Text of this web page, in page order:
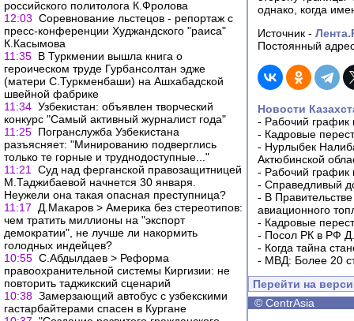
российского политолога К.Фролова
12:03 Соревнование льстецов - репортаж с
пресс-конференции Худжандского "раиса"
К.Касымова
11:35 В Туркмении вышла книга о
героическом труде Гурбансолтан эдже
(матери С.Туркменбаши) на Ашхабадской
швейной фабрике
11:34 Узбекистан: объявлен творческий
конкурс "Самый активный журналист года"
11:25 Погранслужба Узбекистана
разъясняет: "Минированию подверглись
только те горные и труднодоступные..."
11:21
Суд над ферганской правозащитницей
М.Таджибаевой начнется 30 января.
Неужели она такая опасная преступница?
11:17
Д.Макаров > Америка без стереотипов:
чем тратить миллионы на "экспорт
демократии", не лучше ли накормить
голодных индейцев?
10:55 С.Абдылдаев > Реформа
правоохранительной системы Киргизии: не
повторить таджикский сценарий
10:38 Замерзающий автобус с узбекскими
гастарбайтерами спасен в Кургане
однако, когда
Источник -
Постоянный
Новости
- Рабочий график
- Кадровые
- Нурлыбек
Актюбинской
- Рабочий график
- Справедливый
- В
авиационного
- Кадровые
- Посол РК в РФ
- Когда тайна
- МВД: Более 20
Перейти на
© CentrAsia